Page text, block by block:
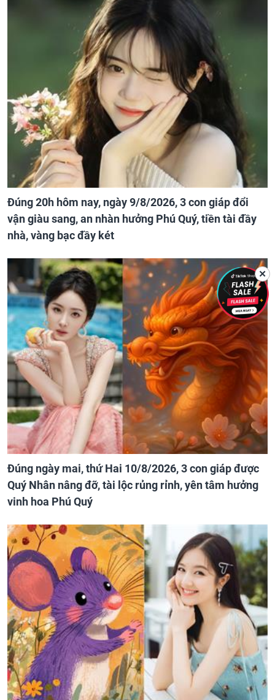
Đúng 20h hôm nay, ngày 9/8/2026, 3 con giáp đổi
vận giàu sang, an nhàn hưởng Phú Quý, tiền tài đầy
nhà, vàng bạc đầy két
Đúng ngày mai, thứ Hai 10/8/2026, 3 con giáp được
Quý Nhân nâng đỡ, tài lộc rủng rỉnh, yên tâm hưởng
vinh hoa Phú Quý
✕